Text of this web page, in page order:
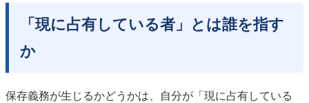
「現に占有している者」とは誰を指す
か
保存義務が生じるかどうかは、自分が「現に占有している